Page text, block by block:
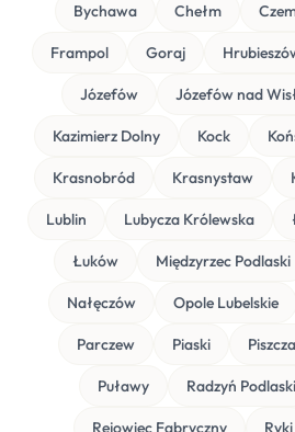
Bychawa Chełm
Frampol Goraj
Józefów Józefów nad
Kazimierz Dolny Kock
Krasnobród Krasnystaw
Lublin Lubycza Królewska
Łuków Międzyrzec Podlaski
Nałęczów Opole Lubelskie
Parczew Piaski
Puławy Radzyń Podlaski
Rejowiec Fabryczny Ryki